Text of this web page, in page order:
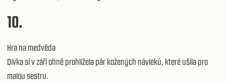
10.
Hra na medvěda
Dívka si v záři ohně prohlížela pár kožených návleků, které ušila pro
malou sestru.